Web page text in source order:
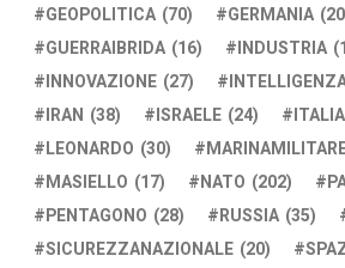
GEOPOLITICA (70) GERMANIA
GUERRAIBRIDA (16) INDUSTRIA
INNOVAZIONE (27)
IRAN (38) ISRAELE (24) ITALIA
LEONARDO (30)
MASIELLO (17) NATO (202)
PENTAGONO (28) RUSSIA (35)
SICUREZZANAZIONALE (20)